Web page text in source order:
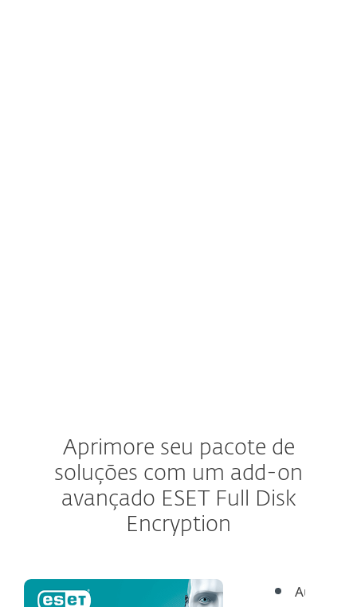
Aprimore seu pacote de
soluções com um add-on
avançado ESET Full Disk
Encryption
Auxilia a